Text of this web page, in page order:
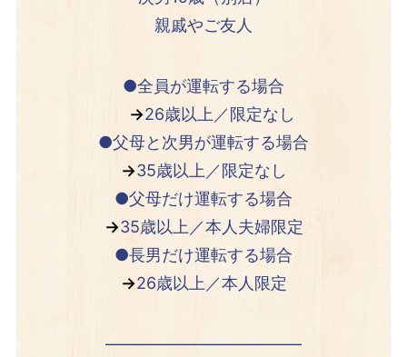
親戚やご友人
●全員が運転する場合
→26歳以上／限定なし
●父母と次男が運転する場合
→35歳以上／限定なし
●父母だけ運転する場合
→35歳以上／本人夫婦限定
●長男だけ運転する場合
→26歳以上／本人限定
————————————